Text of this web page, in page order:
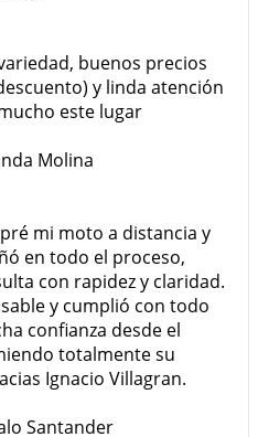
buenos precios
y linda atención
este lugar
mi moto a distancia y
en todo el proceso,
con rapidez y claridad.
y cumplió con todo
confianza desde el
totalmente su
Ignacio Villagran.